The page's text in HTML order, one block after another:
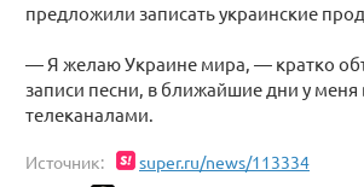
предложили записать украинские
— Я желаю Украине мира, — кратко
записи песни, в ближайшие дни у
телеканалами.
Источник: super.ru/news/113334